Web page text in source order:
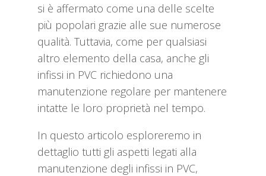
si è affermato come una delle scelte
più popolari grazie alle sue numerose
qualità. Tuttavia, come per qualsiasi
altro elemento della casa, anche gli
infissi in PVC richiedono una
manutenzione regolare per mantenere
intatte le loro proprietà nel tempo.
In questo articolo esploreremo in
dettaglio tutti gli aspetti legati alla
manutenzione degli infissi in PVC,